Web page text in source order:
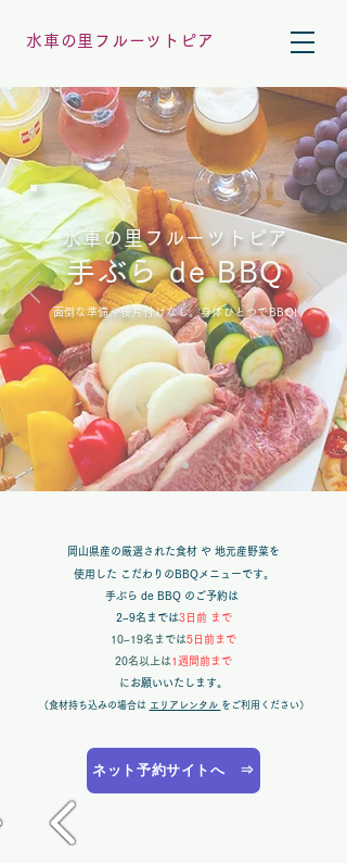
水車の里フルーツトピア
水車の里フルーツトピア
手ぶら de BBQ
​面倒な準備や後片付けなし。身体ひとつでBBQ!
岡山県産の厳選された食材 や 地元産野菜を
使用した こだわりのBBQメニューです。
​手ぶら de BBQ のご予約は
2~9名までは3日前 まで
10~19名までは5日前まで
20名以上は 1週間前まで
に お願いいたします。
​（食材持ち込みの場合は エリアレンタル をご利用ください）
ネット予約サイトへ ⇒